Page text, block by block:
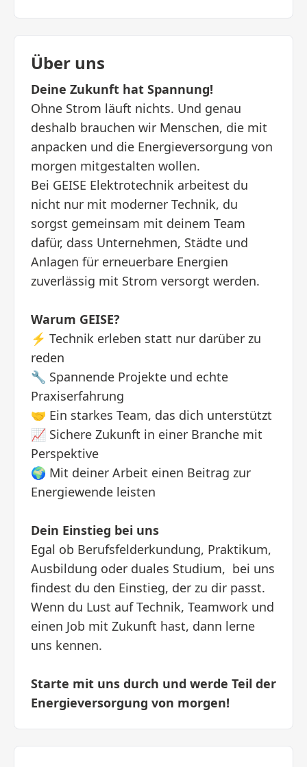
Über uns
Deine Zukunft hat Spannung!
Ohne Strom läuft nichts. Und genau
deshalb brauchen wir Menschen, die mit
anpacken und die Energieversorgung von
morgen mitgestalten wollen.
Bei GEISE Elektrotechnik arbeitest du
nicht nur mit moderner Technik, du
sorgst gemeinsam mit deinem Team
dafür, dass Unternehmen, Städte und
Anlagen für erneuerbare Energien
zuverlässig mit Strom versorgt werden.
Warum GEISE?
⚡ Technik erleben statt nur darüber zu
reden
🔧 Spannende Projekte und echte
Praxiserfahrung
🤝 Ein starkes Team, das dich unterstützt
📈 Sichere Zukunft in einer Branche mit
Perspektive
🌍 Mit deiner Arbeit einen Beitrag zur
Energiewende leisten
Dein Einstieg bei uns
Egal ob Berufsfelderkundung, Praktikum,
Ausbildung oder duales Studium, bei uns
findest du den Einstieg, der zu dir passt.
Wenn du Lust auf Technik, Teamwork und
einen Job mit Zukunft hast, dann lerne
uns kennen.
Starte mit uns durch und werde Teil der
Energieversorgung von morgen!